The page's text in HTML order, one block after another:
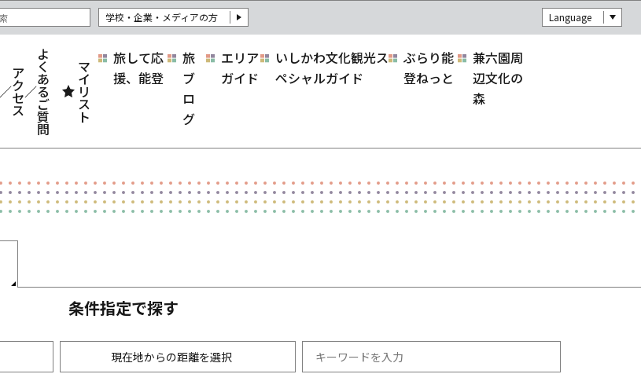
学校・企業・メディアの方 Language
ア
ク
セ
ス
よ
く
あ
る
ご
質
問
マ
イ
リ
ス
ト
旅して応
援、能登
旅
ブ
ロ
グ
エリア
ガイド
いしかわ文化観光ス
ペシャルガイド
ぶらり能
登ねっと
兼六園周
辺文化の
森
条件指定で探す
現在地からの距離を選択